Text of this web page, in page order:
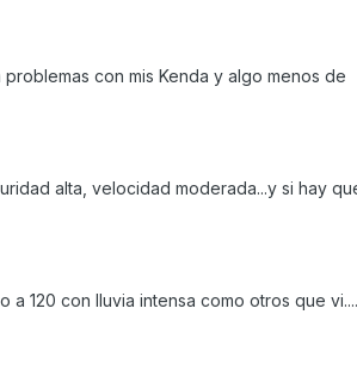
con mis Kenda y algo menos de
alta, velocidad moderada...y si hay
120 con lluvia intensa como otros que vi....